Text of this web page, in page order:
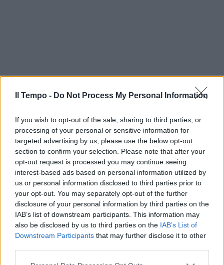
Il Tempo - Do Not Process My Personal Information
If you wish to opt-out of the sale, sharing to third parties, or
processing of your personal or sensitive information for
targeted advertising by us, please use the below opt-out
section to confirm your selection. Please note that after your
opt-out request is processed you may continue seeing
interest-based ads based on personal information utilized by
us or personal information disclosed to third parties prior to
your opt-out. You may separately opt-out of the further
disclosure of your personal information by third parties on the
IAB’s list of downstream participants. This information may
also be disclosed by us to third parties on the IAB’s List of
Downstream Participants that may further disclose it to other